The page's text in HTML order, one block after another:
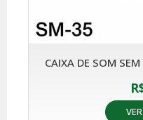
CAIXA DE SOM